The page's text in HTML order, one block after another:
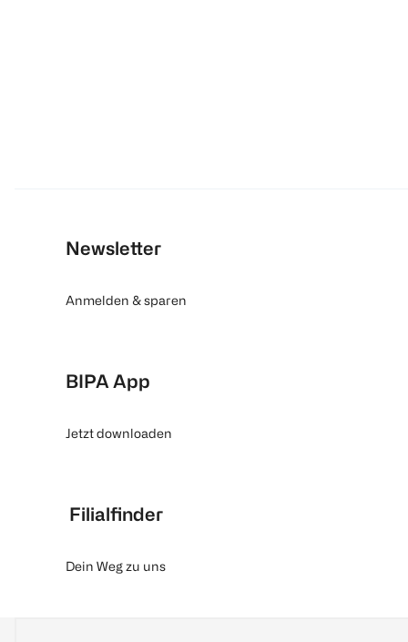
Newsletter
Anmelden & sparen
BIPA App
Jetzt downloaden
Filialfinder
Dein Weg zu uns